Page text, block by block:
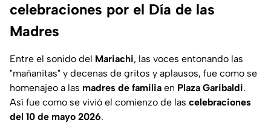
celebraciones por el Día de las
Madres
Entre el sonido del Mariachi, las voces entonando las
"mañanitas" y decenas de gritos y aplausos, fue como se
homenajeo a las madres de familia en Plaza Garibaldi.
Así fue como se vivió el comienzo de las celebraciones
del 10 de mayo 2026.